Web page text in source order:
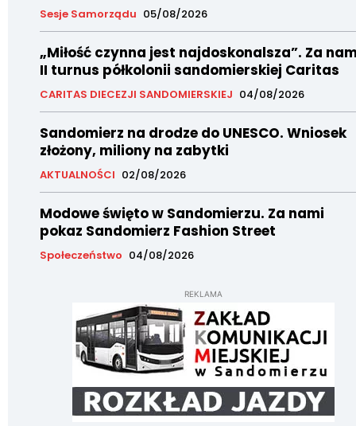
Sesje Samorządu 05/08/2026
„Miłość czynna jest najdoskonalsza”. Za
II turnus półkolonii sandomierskiej Caritas
CARITAS DIECEZJI SANDOMIERSKIEJ 04/08/2026
Sandomierz na drodze do UNESCO. Wniosek
złożony, miliony na zabytki
AKTUALNOŚCI 02/08/2026
Modowe święto w Sandomierzu. Za nami
pokaz Sandomierz Fashion Street
Społeczeństwo 04/08/2026
REKLAMA